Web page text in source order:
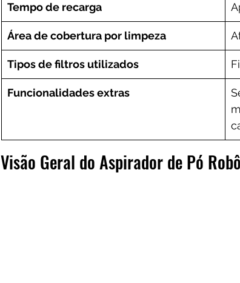
Tempo de recarga
Área de cobertura por limpeza
Tipos de filtros utilizados
Funcionalidades extras
Visão Geral do Aspirador de Pó